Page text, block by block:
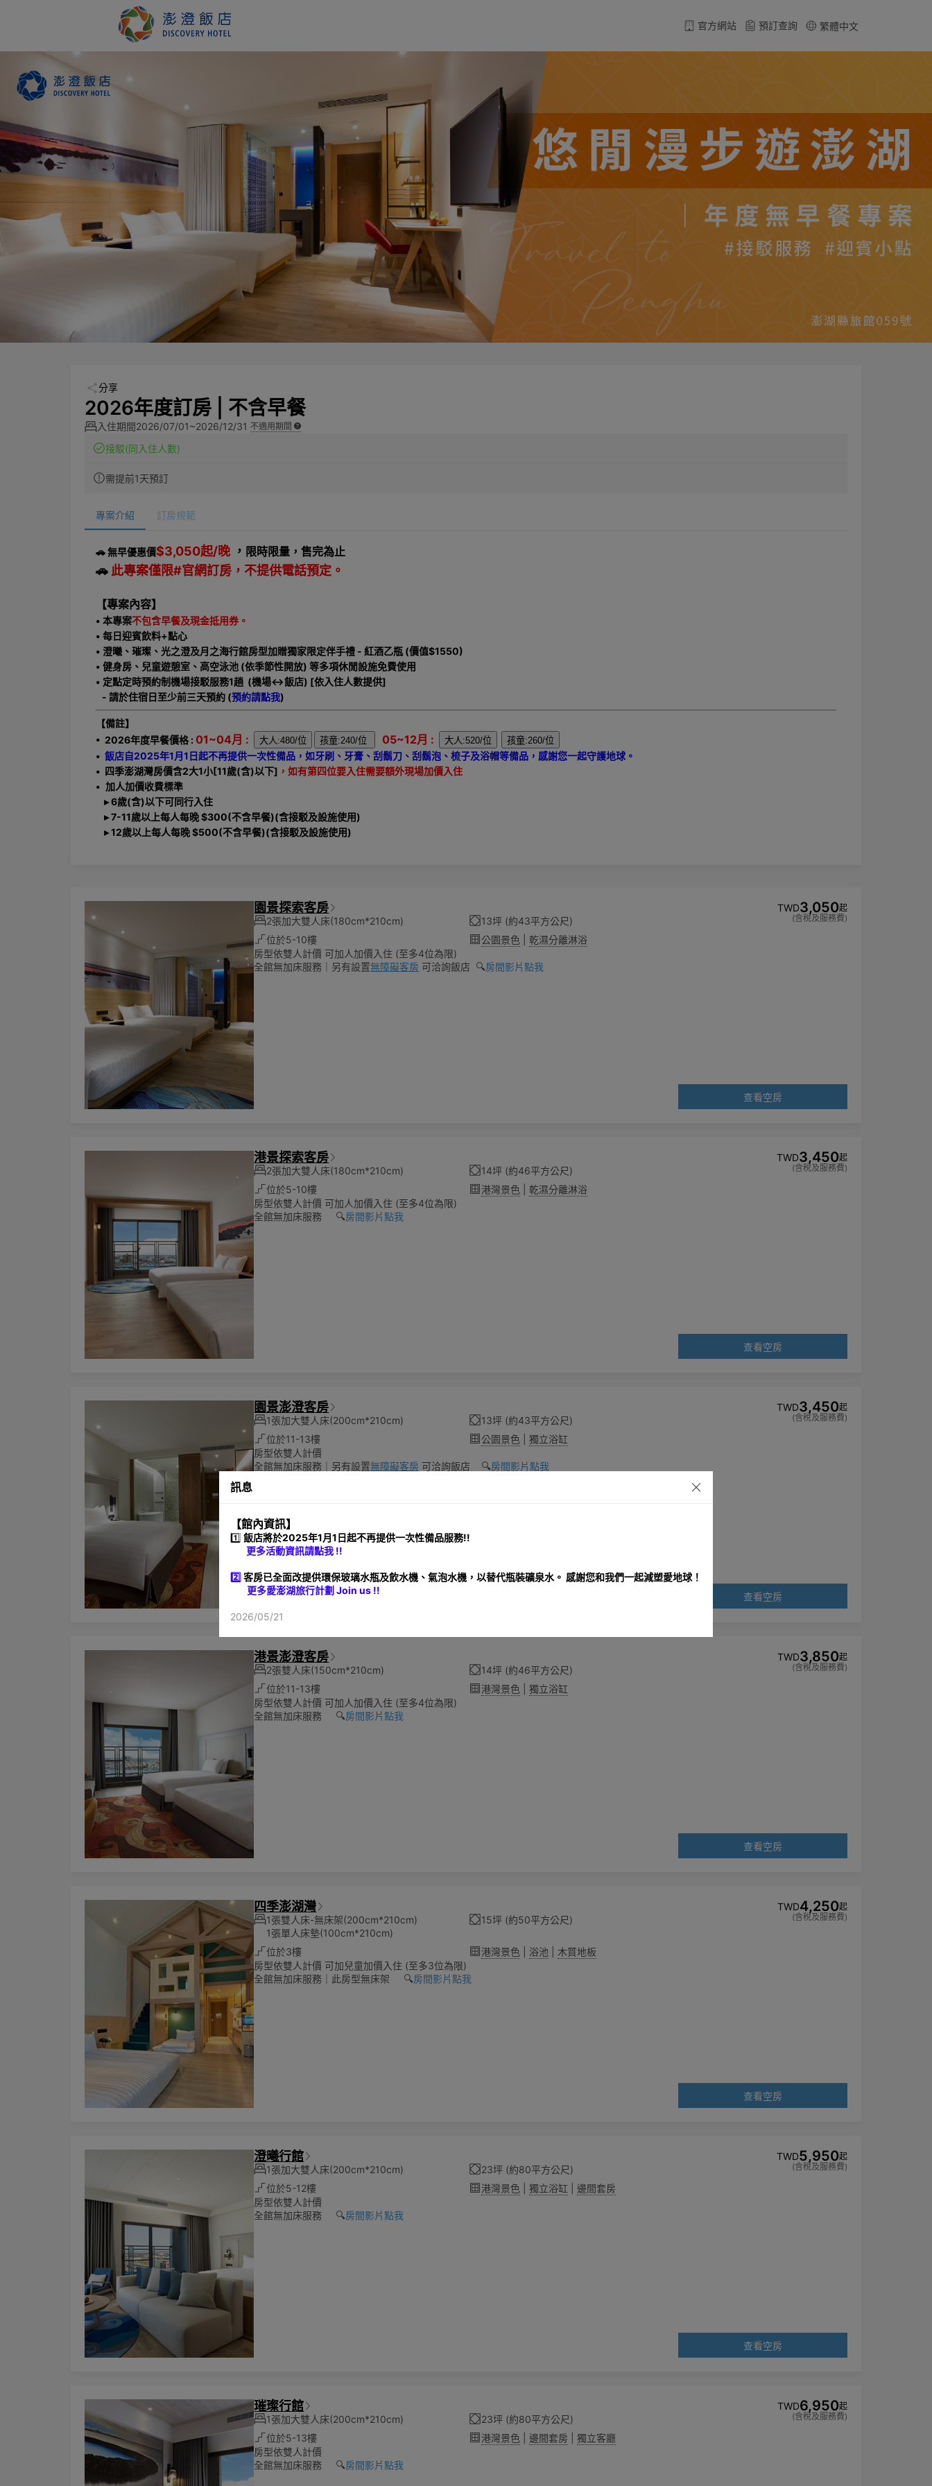
官方網站 預訂查詢 繁體中文
分享
2026年度訂房 | 不含早餐
入住期間2026/07/01~2026/12/31 不適用期間
接駁(同入住人數)
需提前1天預訂
專案介紹
🚗 無早優惠價$3,050起/晚 ， 限時限量，售完為止
🚗 此專案僅限#官網訂房，不提供電話預定。
【專案內容】
• 本專案不包含早餐及現金抵用券。
• 每日迎賓飲料+點心
• 澄曦、璀璨、光之澄及月之海行館房型加贈獨家限定伴手禮 - 紅酒乙瓶 (價值$1550)
• 健身房、兒童遊憩室、高空泳池 (依季節性開放) 等多項休閒設施免費使用
• 定點定時預約制機場接駁服務1趟 (機場<->飯店) [依入住人數提供]
- 請於住宿日至少前三天預約 (預約請點我)
【備註】
• 2026年度早餐價格 : 01~04月 : 05~12月 :
• 飯店自2025年1月1日起不再提供一次性備品，如牙刷、牙膏、刮鬍刀、刮鬍泡、梳子及浴帽等備品，感謝您一起守護地球。
• 四季澎湖灣房價含2大1小[11歲(含)以下] ，如有第四位要入住需要額外現場加價入住
• 加人加價收費標準
▸ 6歲(含)以下可同行入住
▸ 7-11歲以上每人每晚 $300(不含早餐)(含接駁及設施使用)
▸ 12歲以上每人每晚 $500(不含早餐)(含接駁及設施使用)
訂房規範
園景探索客房
2張加大雙人床(180cm*210cm)
13坪 (約43平方公尺)
位於5-10樓
公園景色
乾濕分離淋浴
房型依雙人計價 可加人加價入住 (至多4位為限)
全館無加床服務｜另有設置無障礙客房 可洽詢飯店 🔍️房間影片點我
TWD3,050起
(含稅及服務費)
查看空房
港景探索客房
2張加大雙人床(180cm*210cm)
14坪 (約46平方公尺)
位於5-10樓
港灣景色
乾濕分離淋浴
房型依雙人計價 可加人加價入住 (至多4位為限)
全館無加床服務 🔍️房間影片點我
TWD3,450起
(含稅及服務費)
查看空房
園景澎澄客房
1張加大雙人床(200cm*210cm)
13坪 (約43平方公尺)
位於11-13樓
公園景色
獨立浴缸
房型依雙人計價
全館無加床服務｜另有設置無障礙客房 可洽詢飯店 🔍️房間影片點我
TWD3,450起
(含稅及服務費)
查看空房
港景澎澄客房
2張雙人床(150cm*210cm)
14坪 (約46平方公尺)
位於11-13樓
港灣景色
獨立浴缸
房型依雙人計價 可加人加價入住 (至多4位為限)
全館無加床服務 🔍️房間影片點我
TWD3,850起
(含稅及服務費)
查看空房
四季澎湖灣
1張雙人床-無床架(200cm*210cm)
1張單人床墊(100cm*210cm)
15坪 (約50平方公尺)
位於3樓 港灣景色 浴池
木質地板
房型依雙人計價 可加兒童加價入住 (至多3位為限)
全館無加床服務｜此房型無床架 🔍️房間影片點我
TWD4,250起
(含稅及服務費)
查看空房
澄曦行館
1張加大雙人床(200cm*210cm)
23坪 (約80平方公尺)
位於5-12樓
港灣景色 獨立浴缸
邊間套房
房型依雙人計價
全館無加床服務 🔍️房間影片點我
TWD5,950起
(含稅及服務費)
查看空房
璀璨行館
1張加大雙人床(200cm*210cm)
23坪 (約80平方公尺)
位於5-13樓
港灣景色 邊間套房
獨立客廳
房型依雙人計價
全館無加床服務 🔍️房間影片點我
TWD6,950起
(含稅及服務費)
訊息
【館內資訊】
1️⃣ 飯店將於2025年1月1日起不再提供一次性備品服務!!
更多活動資訊請點我 !!
2️⃣ 客房已全面改提供環保玻璃水瓶及飲水機、氣泡水機，以替代瓶裝礦泉水。 感謝您和我們一起減塑愛地球！
更多愛澎湖旅行計劃 Join us !!
2026/05/21